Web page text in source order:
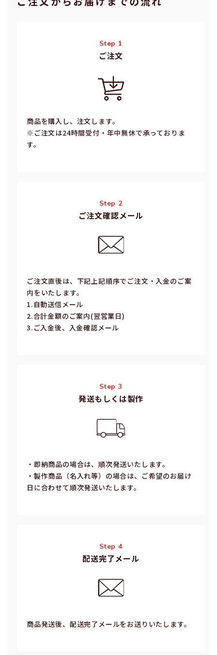
Step 1
ご注⽂
商品を購入し、注文します。
※ご注⽂は24時間受付・年中無休で承っておりま
す。
Step 2
ご注文確認メール
ご注⽂直後は、下記上記順序でご注⽂・⼊⾦のご案
内をいたします。
1.⾃動送信メール
2.合計⾦額のご案内(翌営業⽇)
3.ご⼊⾦後、⼊⾦確認メール
Step 3
発送もしくは製作
・即納商品の場合は、順次発送いたします。
・製作商品（名⼊れ等）の場合は、ご希望のお届け
⽇に合わせて順次発送いたします。
Step 4
配送完了メール
商品発送後、配送完了メールをお送りいたします。